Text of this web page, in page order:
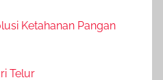
Ketahanan Pangan
Telur